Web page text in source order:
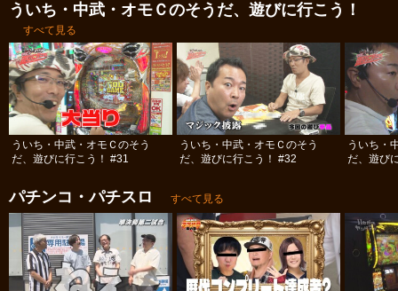
ういち・中武・オモＣのそうだ、遊びに行こう！
すべて見る
ういち・中武・オモＣのそう
だ、遊びに行こう！ #31
ういち・中武・オモＣのそう
だ、遊びに行こう！ #32
ういち・
だ、遊び
パチンコ・パチスロ すべて見る